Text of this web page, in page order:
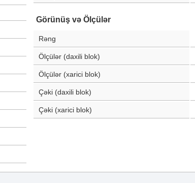
Görünüş və Ölçülər
Rəng
Ölçülər (daxili blok)
Ölçülər (xarici blok)
Çəki (daxili blok)
Çəki (xarici blok)